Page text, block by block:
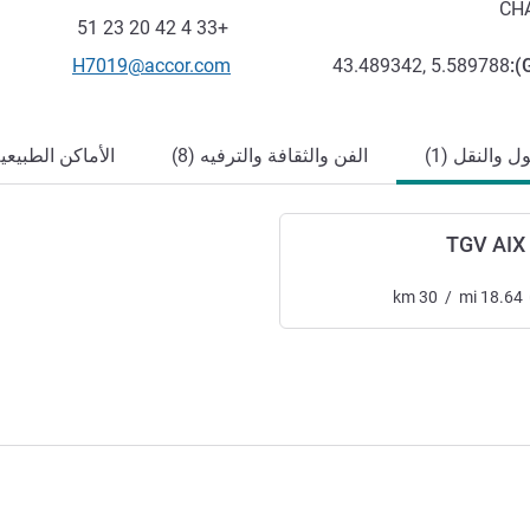
):
43.489342, 5.589788
فاكس
+33 4 42 20 23 51
تواصل معنا عبر البريد
H7019@accor.com
والنقل (1) الفن والثقافة والترفيه (8) الأماكن
TGV AIX
km30 / mi 18.64